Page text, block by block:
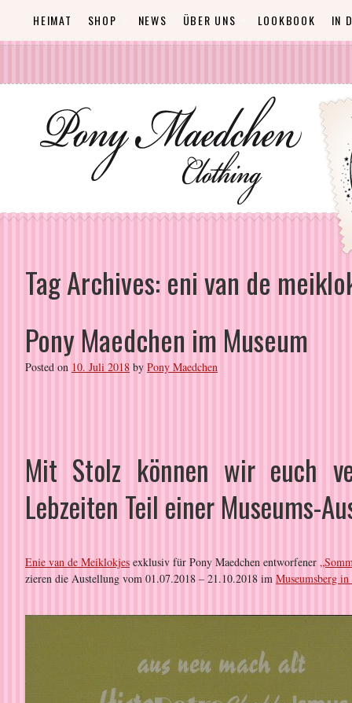
HEIMAT SHOP NEWS ÜBER UNS LOOKBOOK IN
Tag Archives: eni van de
Pony Maedchen im Museum
Posted on 10. Juli 2018 by Pony Maedchen
Mit Stolz können wir euch
Lebzeiten Teil einer Museums-
Enie van de Meiklokjes exklusiv für Pony Maedchen entworfener
zieren die Austellung vom 01.07.2018 – 21.10.2018 im Museumsberg